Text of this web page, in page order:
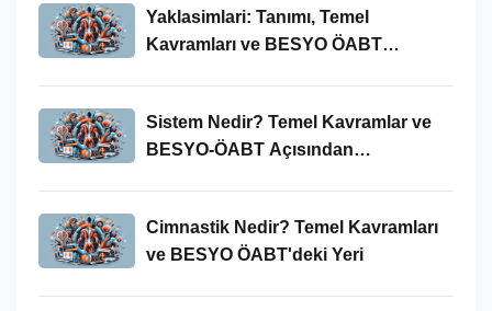
Yaklasimlari: Tanımı, Temel
Kavramları ve BESYO ÖABT
Sistem Nedir? Temel Kavramlar ve
BESYO-ÖABT Açısından
Cimnastik Nedir? Temel Kavramları
ve BESYO ÖABT'deki Yeri